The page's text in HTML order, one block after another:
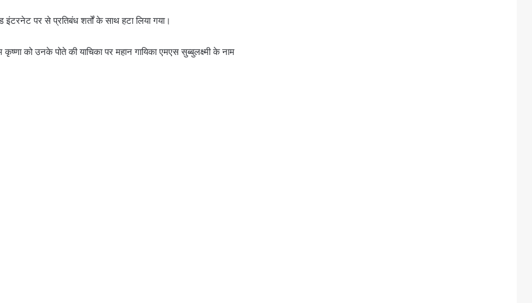
पर से प्रतिबंध शर्तों के साथ हटा लिया गया।
को उनके पोते की याचिका पर महान गायिका एमएस सुब्बुलक्ष्मी के नाम